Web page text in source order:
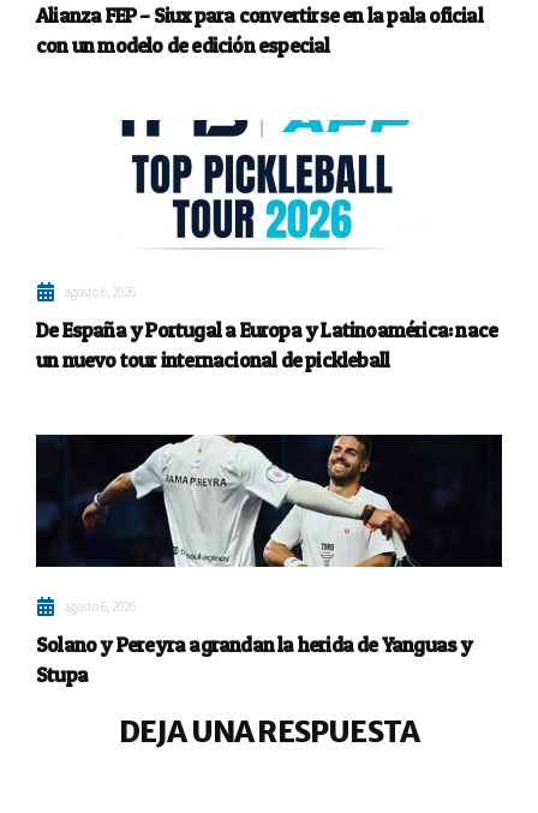
Alianza FEP – Siux para convertirse en la pala oficial
con un modelo de edición especial
agosto 6, 2026
De España y Portugal a Europa y Latinoamérica: nace
un nuevo tour internacional de pickleball
agosto 6, 2026
Solano y Pereyra agrandan la herida de Yanguas y
Stupa
DEJA UNA RESPUESTA